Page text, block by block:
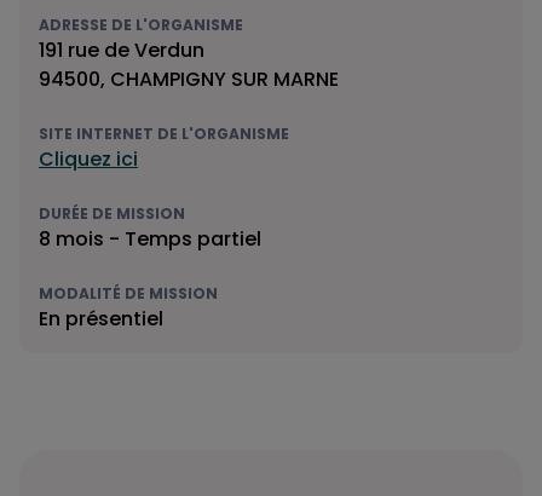
ADRESSE DE L'ORGANISME
191 rue de Verdun
94500, CHAMPIGNY SUR MARNE
SITE INTERNET DE L'ORGANISME
Cliquez ici
DURÉE DE MISSION
8 mois - Temps partiel
MODALITÉ DE MISSION
En présentiel